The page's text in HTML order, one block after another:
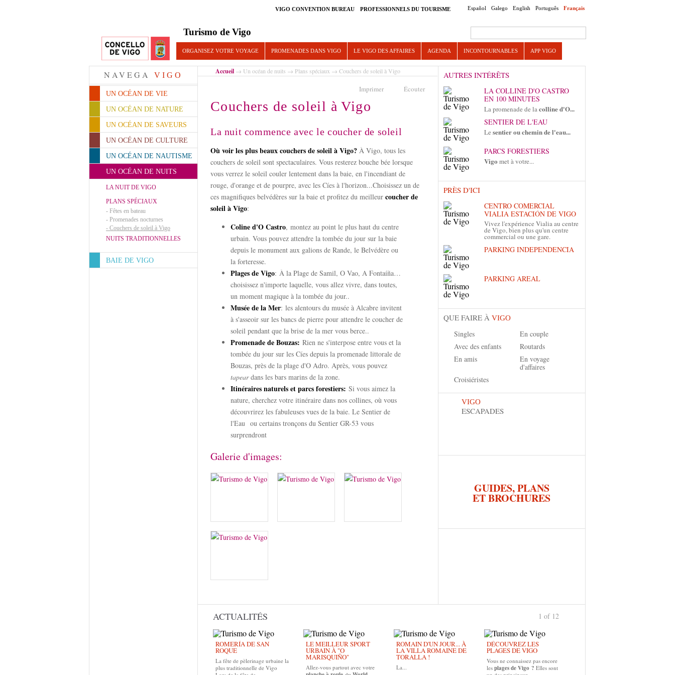
Español Galego English Português Français
VIGO CONVENTION BUREAU PROFESSIONNELS DU TOURISME
Turismo de Vigo
ORGANISEZ VOTRE VOYAGE PROMENADES DANS VIGO LE VIGO DES AFFAIRES AGENDA INCONTOURNABLES APP VIGO
NAVEGA VIGO
UN OCÉAN DE VIE
UN OCÉAN DE NATURE
UN OCÉAN DE SAVEURS
UN OCÉAN DE CULTURE
UN OCÉAN DE NAUTISME
UN OCÉAN DE NUITS
LA NUIT DE VIGO
PLANS SPÉCIAUX
- Fêtes en bateau
- Promenades nocturnes
- Couchers de soleil à Vigo
NUITS TRADITIONNELLES
BAIE DE VIGO
Accueil → Un océan de nuits → Plans spéciaux → Couchers de soleil à Vigo
Imprimer Écouter
Couchers de soleil à Vigo
La nuit commence avec le coucher de soleil
Où voir les plus beaux couchers de soleil à Vigo? À Vigo, tous les
couchers de soleil sont spectaculaires. Vous resterez bouche bée lorsque
vous verrez le soleil couler lentement dans la baie, en l'incendiant de
rouge, d'orange et de pourpre, avec les Cíes à l'horizon...Choisissez un de
ces magnifiques belvédères sur la baie et profitez du meilleur coucher de
soleil à Vigo:
Coline d'O Castro, montez au point le plus haut du centre
urbain. Vous pouvez attendre la tombée du jour sur la baie
depuis le monument aux galions de Rande, le Belvédère ou
la forteresse.
Plages de Vigo: À la Plage de Samil, O Vao, A Fontaíña…
choisissez n'importe laquelle, vous allez vivre, dans toutes,
un moment magique à la tombée du jour..
Musée de la Mer: les alentours du musée à Alcabre invitent
à s'asseoir sur les bancs de pierre pour attendre le coucher de
soleil pendant que la brise de la mer vous berce..
Promenade de Bouzas: Rien ne s'interpose entre vous et la
tombée du jour sur les Cíes depuis la promenade littorale de
Bouzas, près de la plage d'O Adro. Après, vous pouvez
tapeardans les bars marins de la zone.
Itinéraires naturels et parcs forestiers: Si vous aimez la
nature, cherchez votre itinéraire dans nos collines, où vous
découvrirez les fabuleuses vues de la baie. Le Sentier de
l'Eau ou certains tronçons du Sentier GR-53 vous
surprendront
Galerie d'images:
AUTRES INTÉRÊTS
LA COLLINE D'O CASTRO
EN 100 MINUTES
La promenade de lacolline d'O...
SENTIER DE L'EAU
Le sentier ou chemin de l'eau...
PARCS FORESTIERS
Vigo met à votre...
PRÈS D'ICI
CENTRO COMERCIAL
VIALIA ESTACIÓN DE VIGO
Vivez l'expérience Vialia au centre
de Vigo, bien plus qu'un centre
commercial ou une gare.
PARKING INDEPENDENCIA
PARKING AREAL
QUE FAIRE À VIGO
Singles
En couple
Avec des enfants
Routards
En amis
En voyage
d'affaires
Croisiéristes
VIGO
ESCAPADES
GUIDES, PLANS
ET BROCHURES
ACTUALITÉS
ROMERÍA DE SAN
ROQUE
La fête de pèlerinage urbaine la
plus traditionnelle de Vigo
LE MEILLEUR SPORT
URBAIN À "O
MARISQUIÑO"
Allez-vous partout avec votre
ROMAIN D'UN JOUR... À
LA VILLA ROMAINE DE
TORALLA !
La...
DÉCOUVREZ LES
PLAGES DE VIGO
Vous ne connaissez pas encore
les plages de Vigo ? Elles sont
1 of 12